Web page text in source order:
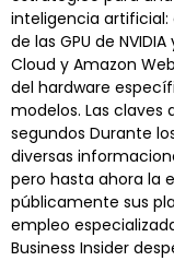
inteligencia
de las GPU de
Cloud y Amazon
del hardware
modelos. Las claves
segundos Durante
diversas
pero hasta ahora la
públicamente sus
empleo
Business Insider